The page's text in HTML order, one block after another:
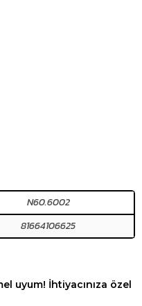
N60.6002
81664106625
uyum! İhtiyacınıza özel